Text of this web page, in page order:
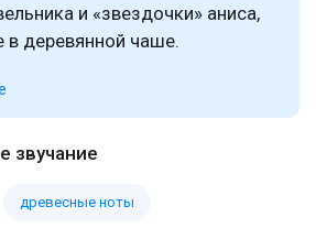
и «звездочки» аниса,
деревянной чаше.
звучание
древесные ноты